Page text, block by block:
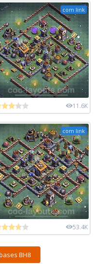
com link
11.6K
com link
53.4K
BH8